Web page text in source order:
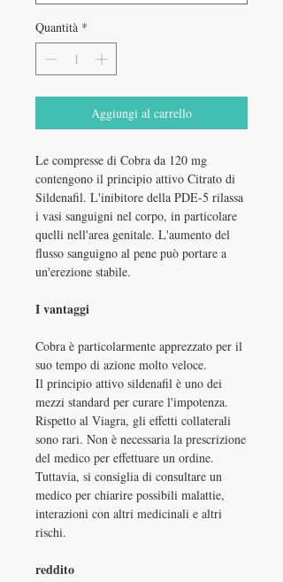
Quantità *
Aggiungi al carrello
Le compresse di Cobra da 120 mg
contengono il principio attivo Citrato di
Sildenafil. L'inibitore della PDE-5 rilassa
i vasi sanguigni nel corpo, in particolare
quelli nell'area genitale. L'aumento del
flusso sanguigno al pene può portare a
un'erezione stabile.
I vantaggi
Cobra è particolarmente apprezzato per il
suo tempo di azione molto veloce.
Il principio attivo sildenafil è uno dei
mezzi standard per curare l'impotenza.
Rispetto al Viagra, gli effetti collaterali
sono rari. Non è necessaria la prescrizione
del medico per effettuare un ordine.
Tuttavia, si consiglia di consultare un
medico per chiarire possibili malattie,
interazioni con altri medicinali e altri
rischi.
reddito